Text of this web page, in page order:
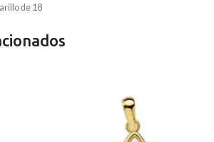
de 18
por
toque tan